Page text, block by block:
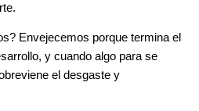
Envejecemos porque termina el
y cuando algo para se
el desgaste y